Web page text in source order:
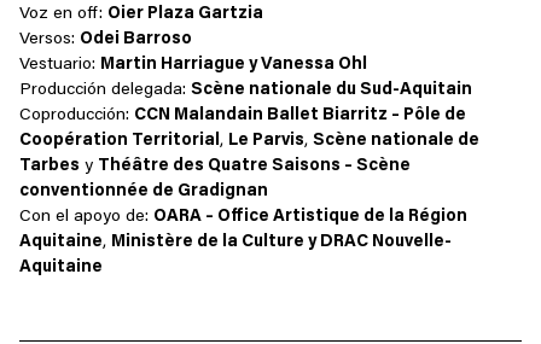
Voz en off: Oier Plaza Gartzia
Versos: Odei Barroso
Vestuario: Martin Harriague y Vanessa Ohl
Producción delegada: Scène nationale du Sud-Aquitain
Coproducción: CCN Malandain Ballet Biarritz – Pôle de
Coopération Territorial, Le Parvis, Scène nationale de
Tarbes y Théâtre des Quatre Saisons – Scène
conventionnée de Gradignan
Con el apoyo de: OARA – Office Artistique de la Région
Aquitaine, Ministère de la Culture y DRAC Nouvelle-
Aquitaine